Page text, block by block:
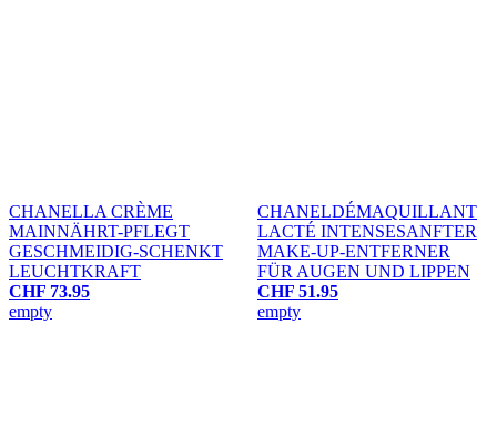
CHANELLA CRÈME
MAINNÄHRT-PFLEGT
GESCHMEIDIG-SCHENKT
LEUCHTKRAFT
CHF 73.95
empty
CHANELDÉMAQUILLANT
LACTÉ INTENSESANFTER
MAKE-UP-ENTFERNER
FÜR AUGEN UND LIPPEN
CHF 51.95
empty